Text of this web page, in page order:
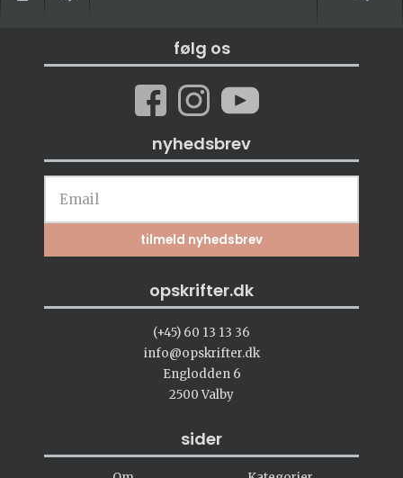
følg os
nyhedsbrev
opskrifter.dk
(+45) 60 13 13 36
info@opskrifter.dk
Englodden 6
2500 Valby
sider